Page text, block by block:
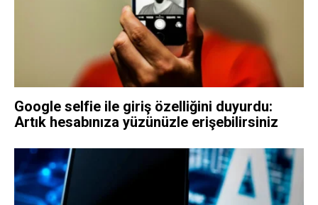
Google selfie ile giriş özelliğini duyurdu:
Artık hesabınıza yüzünüzle erişebilirsiniz